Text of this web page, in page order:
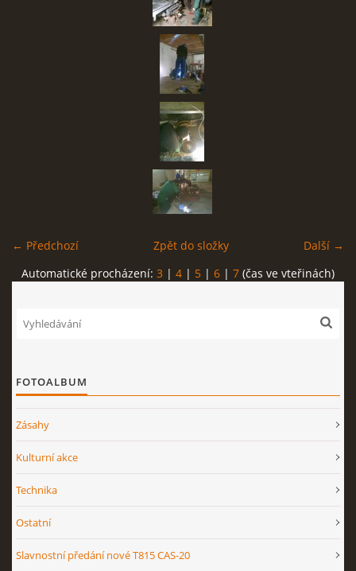
← Předchozí Další →
Zpět do složky
Automatické procházení: 3 | 4 | 5 | 6 | 7 (čas ve vteřinách)
FOTOALBUM
Zásahy
Kulturní akce
Technika
Ostatní
Slavnostní předání nové T815 CAS-20